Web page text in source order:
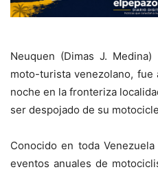
Neuquen (Dimas J.
moto-turista venezolano, fue
noche en la fronteriza
ser despojado de su
Conocido en toda
eventos anuales de